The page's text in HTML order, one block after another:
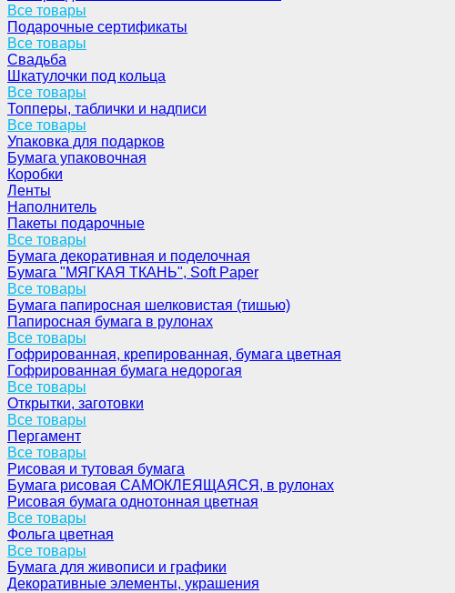
Все товары
Подарочные сертификаты
Все товары
Свадьба
Шкатулочки под кольца
Все товары
Топперы, таблички и надписи
Все товары
Упаковка для подарков
Бумага упаковочная
Коробки
Ленты
Наполнитель
Пакеты подарочные
Все товары
Бумага декоративная и поделочная
Бумага "МЯГКАЯ ТКАНЬ", Soft Paper
Все товары
Бумага папиросная шелковистая (тишью)
Папиросная бумага в рулонах
Все товары
Гофрированная, крепированная, бумага цветная
Гофрированная бумага недорогая
Все товары
Открытки, заготовки
Все товары
Пергамент
Все товары
Рисовая и тутовая бумага
Бумага рисовая САМОКЛЕЯЩАЯСЯ, в рулонах
Рисовая бумага однотонная цветная
Все товары
Фольга цветная
Все товары
Бумага для живописи и графики
Декоративные элементы, украшения